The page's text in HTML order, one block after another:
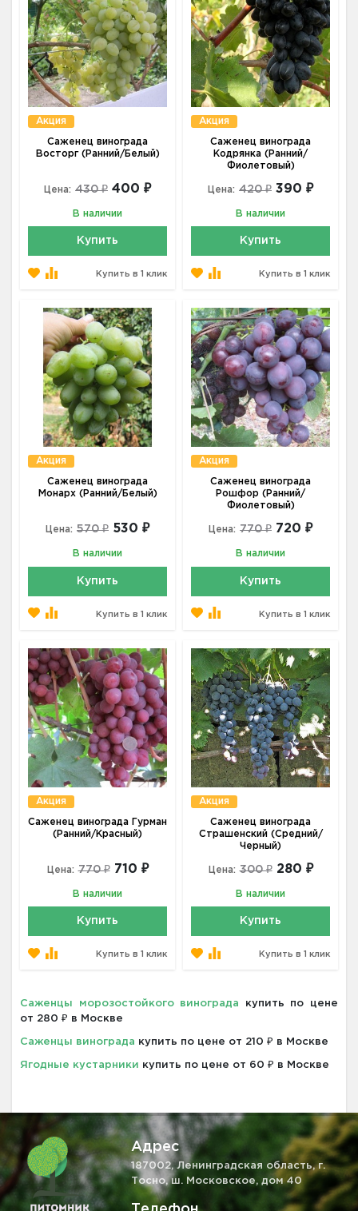
Акция
Саженец винограда
Восторг (Ранний/Белый)
Цена: 430 ₽ 400 ₽
В наличии
Купить
Купить в 1 клик
Акция
Саженец винограда
Кодрянка (Ранний/
Фиолетовый)
Цена: 420 ₽ 390 ₽
В наличии
Купить
Купить в 1 клик
Акция
Саженец винограда
Монарх (Ранний/Белый)
Цена: 570 ₽ 530 ₽
В наличии
Купить
Купить в 1 клик
Акция
Саженец винограда
Рошфор (Ранний/
Фиолетовый)
Цена: 770 ₽ 720 ₽
В наличии
Купить
Купить в 1 клик
Акция
Саженец винограда Гурман
(Ранний/Красный)
Цена: 770 ₽ 710 ₽
В наличии
Купить
Купить в 1 клик
Акция
Саженец винограда
Страшенский (Средний/
Черный)
Цена: 300 ₽ 280 ₽
В наличии
Купить
Купить в 1 клик
Саженцы морозостойкого винограда
купить по цене
от 280 ₽ в Москве
Саженцы винограда купить по цене от 210 ₽ в Москве
Ягодные кустарники купить по цене от 60 ₽ в Москве
Адрес
187002, Ленинградская область, г.
Тосно, ш. Московское, дом 40